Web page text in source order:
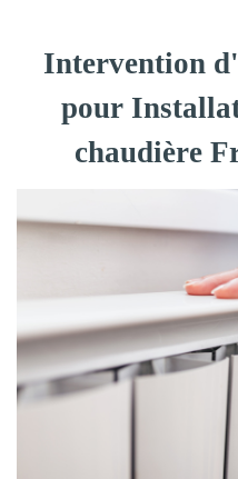
Intervention
pour
chaudière